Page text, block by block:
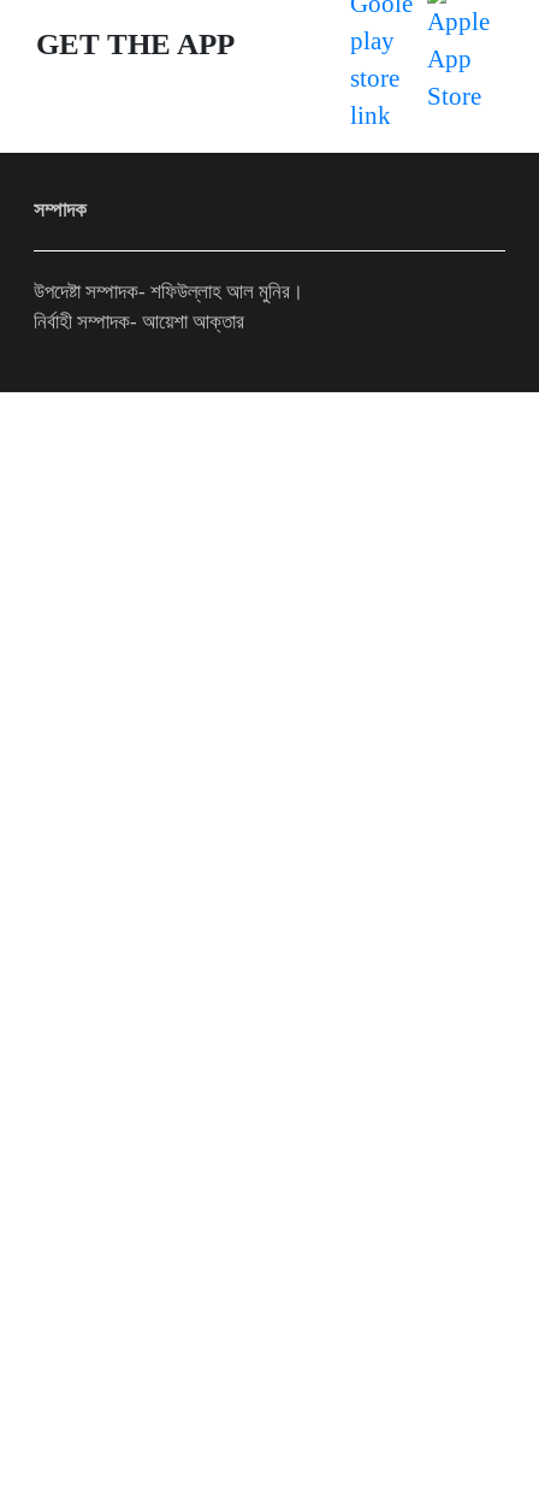
GET THE APP
সম্পাদক
উপদেষ্টা সম্পাদক- শফিউল্লাহ আল মুনির।
নির্বাহী সম্পাদক- আয়েশা আক্তার